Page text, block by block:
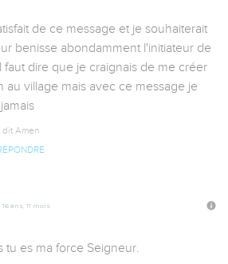
de ce message et je souhaiterait
benisse abondamment l'initiateur de
faut dire que je craignais de me créer
au village mais avec ce message je
Amen
16 ans, 11 mois
tu es ma force Seigneur.